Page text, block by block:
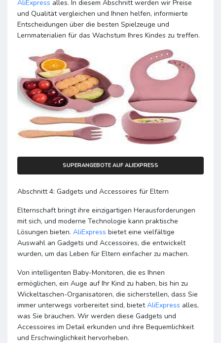
AliExpress alles. In diesem Abschnitt werden wir Preise
und Qualität vergleichen und Ihnen helfen, informierte
Entscheidungen über die besten Spielzeuge und
Lernmaterialien für das Wachstum Ihres Kindes zu treffen.
SUPERANGEBOTE AUF ALIEXPRESS
Abschnitt 4: Gadgets und Accessoires für Eltern
Elternschaft bringt ihre einzigartigen Herausforderungen
mit sich, und moderne Technologie kann praktische
Lösungen bieten. AliExpress bietet eine vielfältige
Auswahl an Gadgets und Accessoires, die entwickelt
wurden, um das Leben für Eltern einfacher zu machen.
Von intelligenten Baby-Monitoren, die es Ihnen
ermöglichen, ein Auge auf Ihr Kind zu haben, bis hin zu
Wickeltaschen-Organisatoren, die sicherstellen, dass Sie
immer unterwegs vorbereitet sind, bietetAliExpress alles,
was Sie brauchen. Wir werden diese Gadgets und
Accessoires im Detail erkunden und ihre Bequemlichkeit
und Erschwinglichkeit hervorheben.